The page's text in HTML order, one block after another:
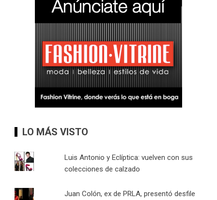
LO MÁS VISTO
Luis Antonio y Eclíptica: vuelven con sus
colecciones de calzado
Juan Colón, ex de PRLA, presentó desfile